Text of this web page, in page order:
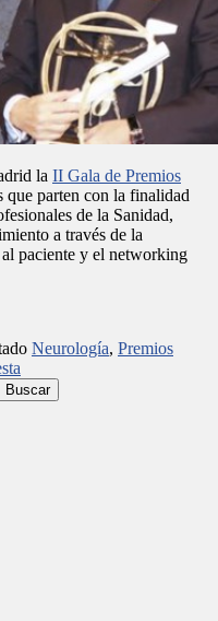
la II Gala de Premios
que parten con la finalidad
de la Sanidad,
a través de la
paciente y el networking
Neurología, Premios